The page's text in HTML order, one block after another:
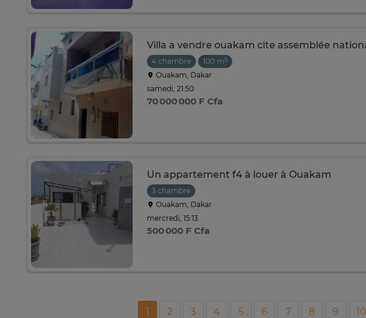
Villa a vendre ouakam cite assemblée
4 chambre
100 m²
Ouakam, Dakar
samedi, 21:50
70 000 000 F Cfa
Un appartement f4 à louer à Ouakam
3 chambre
Ouakam, Dakar
mercredi, 15:13
500 000 F Cfa
1 2 3 4 5 6 7 8 9 10